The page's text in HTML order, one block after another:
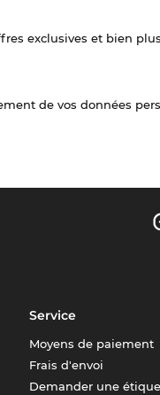
exclusives et bien
de vos données
Service
Moyens de paiement
Frais d'envoi
Demander une